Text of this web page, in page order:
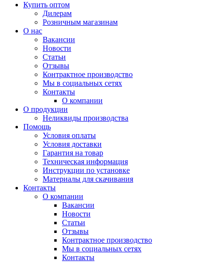
Купить оптом
Дилерам
Розничным магазинам
О нас
Вакансии
Новости
Статьи
Отзывы
Контрактное производство
Мы в социальных сетях
Контакты
О компании
О продукции
Неликвиды производства
Помощь
Условия оплаты
Условия доставки
Гарантия на товар
Техническая информация
Инструкции по установке
Материалы для скачивания
Контакты
О компании
Вакансии
Новости
Статьи
Отзывы
Контрактное производство
Мы в социальных сетях
Контакты